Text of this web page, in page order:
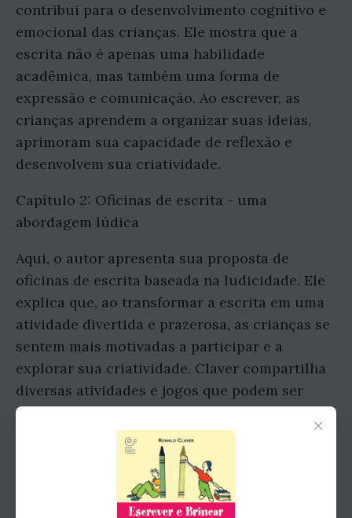
contribui para o desenvolvimento cognitivo e
emocional das crianças. Ele mostra que a
escrita não é apenas uma habilidade
acadêmica, mas também uma forma de
expressão e comunicação. Ao escrever, as
crianças aprendem a organizar suas ideias,
aprimoram sua capacidade de reflexão e
desenvolvem sua criatividade.
Capítulo 2: Oficinas de escrita - uma
abordagem lúdica
Aqui, o autor apresenta sua proposta de
oficinas de escrita baseada na ludicidade. Ele
explica que, ao transformar a escrita em uma
atividade divertida e prazerosa, as crianças se
sentem mais motivadas a participar e a
explorar sua criatividade. Claver compartilha
diversas atividades e jogos que podem ser
utilizados nas oficinas, como o jogo dos
personagens, a escrita cooperativa e a criação
de histórias em grupo.
Capítulo 3: Estimulando a imaginação
×